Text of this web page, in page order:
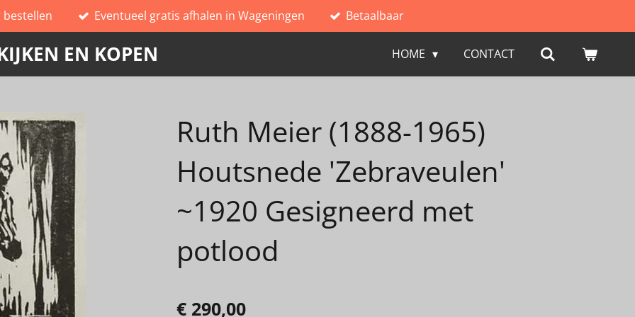
bestellen Eventueel gratis afhalen in Wageningen Betaalbaar
EN KOPEN HOME CONTACT
Ruth Meier (1888-1965)
Houtsnede 'Zebraveulen'
~1920 Gesigneerd met
potlood
€ 290,00